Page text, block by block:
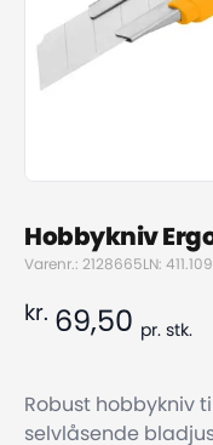
Hobbykniv
Varenr.: 2128665LN: 411.109
kr. 69,50 pr. stk.
Robust hobbykniv
selvlåsende